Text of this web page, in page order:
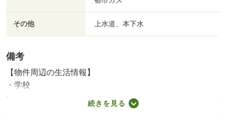
その他 上水道、本下水
備考
【物件周辺の生活情報】
・学校
篠岡小学校（600m）、篠岡中学校（610m）
続きを見る